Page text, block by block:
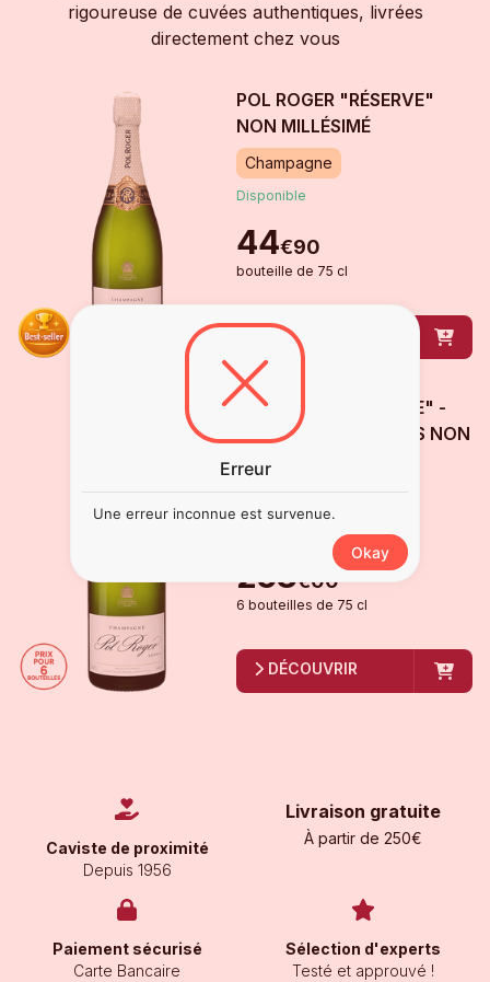
rigoureuse de cuvées authentiques, livrées
directement chez vous
POL ROGER "RÉSERVE"
NON MILLÉSIMÉ
Champagne
Disponible
44€90
bouteille de 75 cl
DÉCOUVRIR
POL ROGER "RÉSERVE" -
LOT DE 6 BOUTEILLES NON
MILLÉSIMÉ
Champagne
258€00
6 bouteilles de 75 cl
DÉCOUVRIR
Caviste de proximité
Depuis 1956
Livraison gratuite
À partir de 250€
Paiement sécurisé
Carte Bancaire
Sélection d'experts
Testé et approuvé !
Erreur
Une erreur inconnue est survenue.
Okay